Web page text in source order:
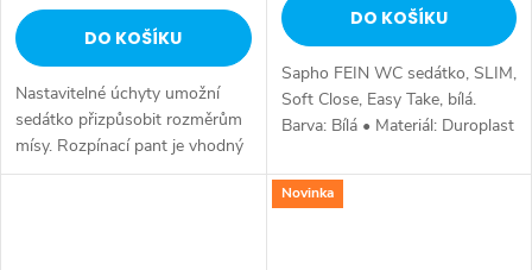
DO KOŠÍKU
Nastavitelné úchyty umožní
sedátko přizpůsobit rozměrům
mísy. Rozpínací pant je vhodný
pro běžný otvor ve WC míse o
DO KOŠÍKU
Sapho FEIN WC sedátko, SLIM,
Soft Close, Easy Take, bílá.
Barva: Bílá • Materiál: Duroplast
Ostatní: Soft Close (pomalé
sklápění), Easy Take...
Novinka